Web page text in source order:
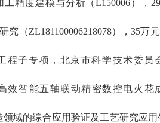
工精度建模与分析（L150006），
究（ZL181100006218078），35万
程子专项，北京市科学技术委员
智能五轴联动精密数控电火花
域的综合应用验证及工艺研究应